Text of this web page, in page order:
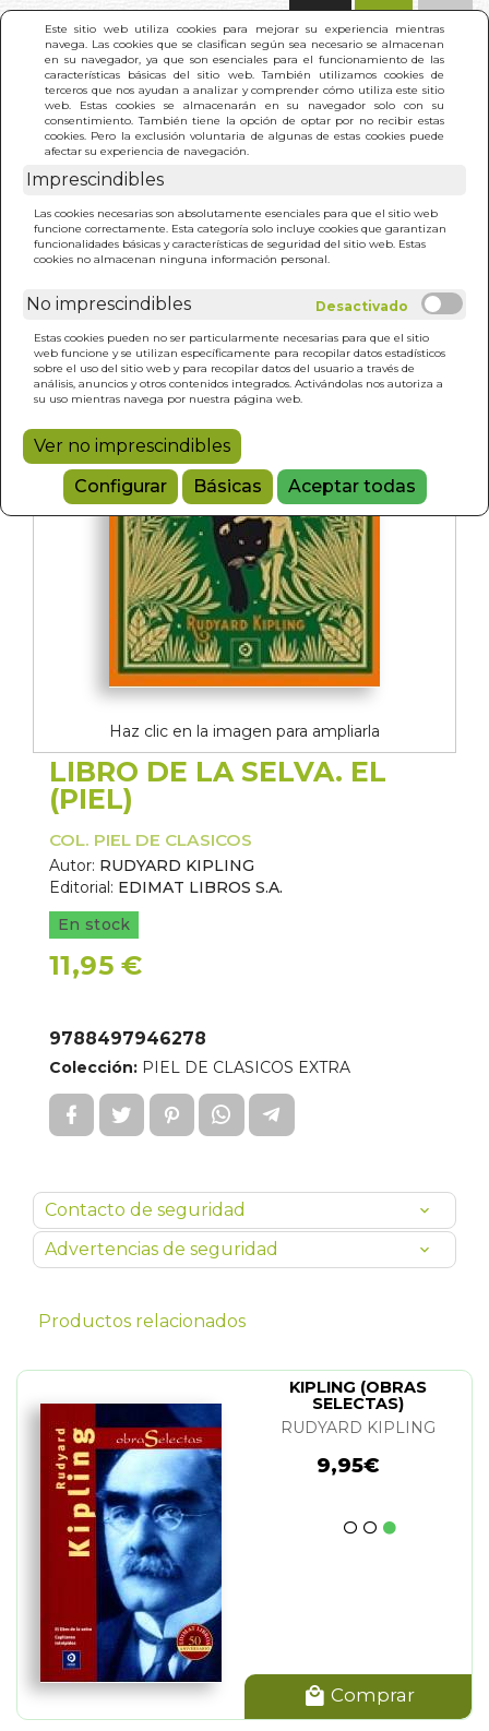
Este sitio web utiliza cookies para mejorar su experiencia mientras
navega. Las cookies que se clasifican según sea necesario se almacenan
en su navegador, ya que son esenciales para el funcionamiento de las
características básicas del sitio web. También utilizamos cookies de
terceros que nos ayudan a analizar y comprender cómo utiliza este sitio
web. Estas cookies se almacenarán en su navegador solo con su
consentimiento. También tiene la opción de optar por no recibir estas
cookies. Pero la exclusión voluntaria de algunas de estas cookies puede
afectar su experiencia de navegación.
Imprescindibles
Las cookies necesarias son absolutamente esenciales para que el sitio web
funcione correctamente. Esta categoría solo incluye cookies que garantizan
funcionalidades básicas y características de seguridad del sitio web. Estas
cookies no almacenan ninguna información personal.
No imprescindibles
Estas cookies pueden no ser particularmente necesarias para que el sitio
web funcione y se utilizan específicamente para recopilar datos estadísticos
sobre el uso del sitio web y para recopilar datos del usuario a través de
análisis, anuncios y otros contenidos integrados. Activándolas nos autoriza a
su uso mientras navega por nuestra página web.
Ver no imprescindibles
Configurar
Básicas Aceptar todas
INICIO > LIBRO DE LA SELVA. EL (PIEL)
Haz clic en la imagen para ampliarla
LIBRO DE LA SELVA. EL
(PIEL)
COL. PIEL DE CLASICOS
Autor: RUDYARD KIPLING
Editorial: EDIMAT LIBROS S.A.
En stock
11,95 €
9788497946278
Colección: PIEL DE CLASICOS EXTRA
Contacto de seguridad
Advertencias de seguridad
Productos relacionados
KIPLING (OBRAS
SELECTAS)
RUDYARD KIPLING
9,95€
Comprar